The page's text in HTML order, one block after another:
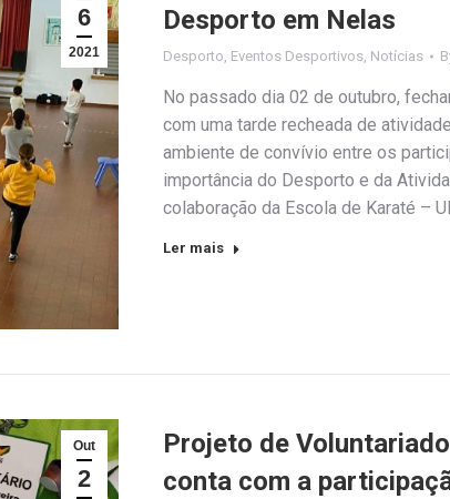
6
2021
Desporto em Nelas
Desporto Eventos Desportivos Notícias
No passado dia 02 de outubro,
com uma tarde recheada de
ambiente de convívio entre os
importância do Desporto e da
colaboração da Escola de Karaté –
Ler mais
Out
2
Projeto de
conta com a